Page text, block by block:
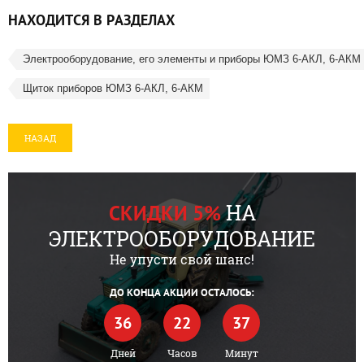
НАХОДИТСЯ В РАЗДЕЛАХ
Электрооборудование, его элементы и приборы ЮМЗ 6-АКЛ, 6-АКМ
Щиток приборов ЮМЗ 6-АКЛ, 6-АКМ
НАЗАД
СКИДКИ 5%НА
ЭЛЕКТРООБОРУДОВАНИЕ
Не упусти свой шанс!
ДО КОНЦА АКЦИИ ОСТАЛОСЬ:
36
Дней
22
Часов
37
Минут